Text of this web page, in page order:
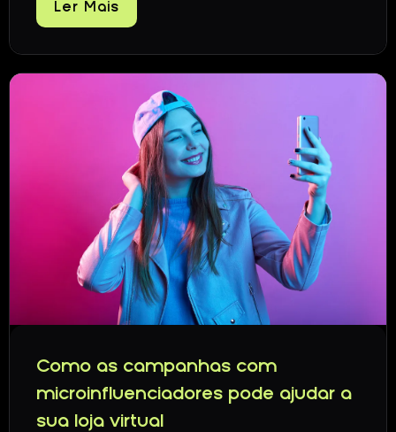
Ler Mais
Como as campanhas com
microinfluenciadores pode ajudar a
sua loja virtual